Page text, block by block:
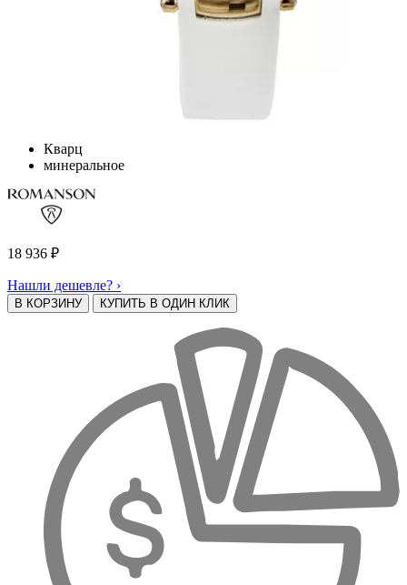
Кварц
минеральное
18 936 ₽
Нашли дешевле? ›
В КОРЗИНУ КУПИТЬ В ОДИН КЛИК